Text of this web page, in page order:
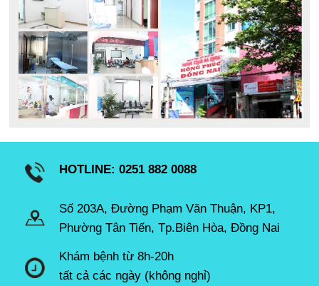
HOTLINE: 0251 882 0088
Số 203A, Đường Phạm Văn Thuận, KP1,
Phường Tân Tiến, Tp.Biên Hòa, Đồng Nai
Khám bệnh từ 8h-20h
tất cả các ngày (không nghỉ)